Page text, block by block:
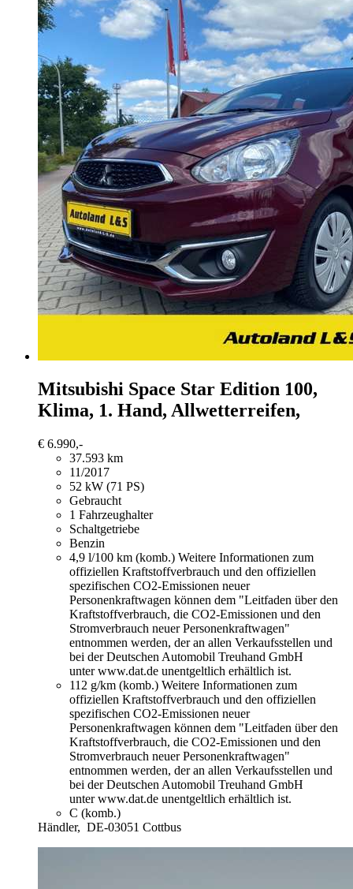
Mitsubishi Space Star Edition 100,
Klima, 1. Hand, Allwetterreifen,
€ 6.990,-
37.593 km
11/2017
52 kW (71 PS)
Gebraucht
1 Fahrzeughalter
Schaltgetriebe
Benzin
4,9 l/100 km (komb.) Weitere Informationen zum
offiziellen Kraftstoffverbrauch und den offiziellen
spezifischen CO2-Emissionen neuer
Personenkraftwagen können dem "Leitfaden über den
Kraftstoffverbrauch, die CO2-Emissionen und den
Stromverbrauch neuer Personenkraftwagen"
entnommen werden, der an allen Verkaufsstellen und
bei der Deutschen Automobil Treuhand GmbH
unter www.dat.de unentgeltlich erhältlich ist.
112 g/km (komb.) Weitere Informationen zum
offiziellen Kraftstoffverbrauch und den offiziellen
spezifischen CO2-Emissionen neuer
Personenkraftwagen können dem "Leitfaden über den
Kraftstoffverbrauch, die CO2-Emissionen und den
Stromverbrauch neuer Personenkraftwagen"
entnommen werden, der an allen Verkaufsstellen und
bei der Deutschen Automobil Treuhand GmbH
unter www.dat.de unentgeltlich erhältlich ist.
C (komb.)
Händler, DE-03051 Cottbus